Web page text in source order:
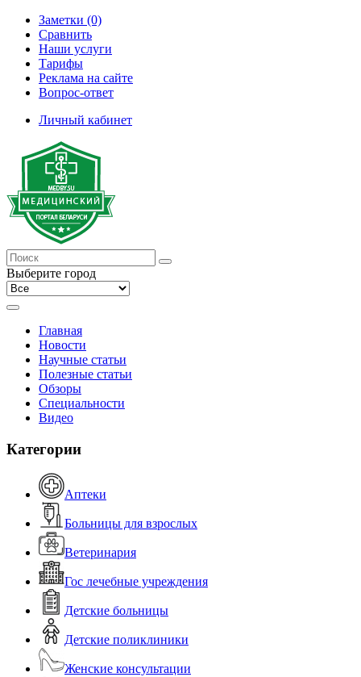
Заметки (0)
Сравнить
Наши услуги
Тарифы
Реклама на сайте
Вопрос-ответ
Личный кабинет
Выберите город
Главная
Новости
Научные статьи
Полезные статьи
Обзоры
Специальности
Видео
Категории
Аптеки
Больницы для взрослых
Ветеринария
Гос лечебные учреждения
Детские больницы
Детские поликлиники
Женские консультации